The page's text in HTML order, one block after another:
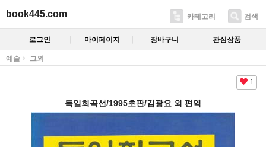
book445.com 카테고리 검색
로그인 마이페이지 장바구니 관심상품
예술 그외
1
독일희곡선/1995초판/김광요 외 편역